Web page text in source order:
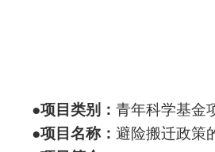
●项目类别：青年科学基金
●项目名称：避险搬迁政策